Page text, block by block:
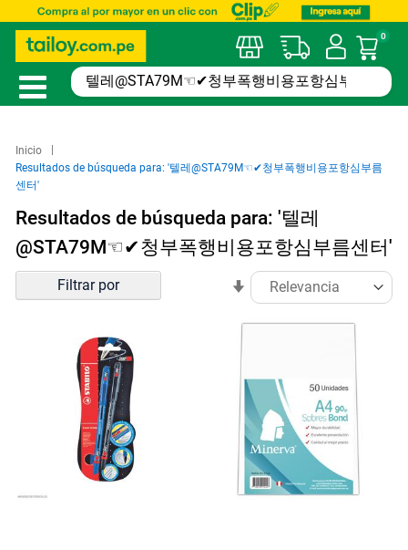
Mi
0
Inicio
Resultados de búsqueda para: '텔레@STA79M☜✔청부폭행비용포항심부름
센터'
Resultados de búsqueda para: '텔레
@STA79M☜✔청부폭행비용포항심부름센터'
Ordenar
por
sentido
ascendente
Filtrar por